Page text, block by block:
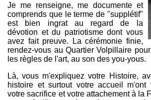
Je me renseigne, me documente et
comprends que le terme de "supplétif"
est bien ingrat au regard de la
dévotion et du patriotisme dont vous
avez fait preuve. La cérémonie finie,
rendez-vous au Quartier Volpillaire
les règles de l'art, au son des you-yous.
Là, vous m'expliquez votre Histoire,
histoire et surtout votre accueil m'ont
votre sacrifice et votre attachement à la